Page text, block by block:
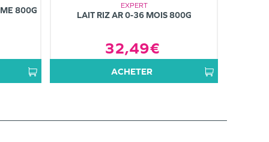
800G
EXPERT
LAIT RIZ AR 0-36 MOIS 800G
32,49€
ACHETER